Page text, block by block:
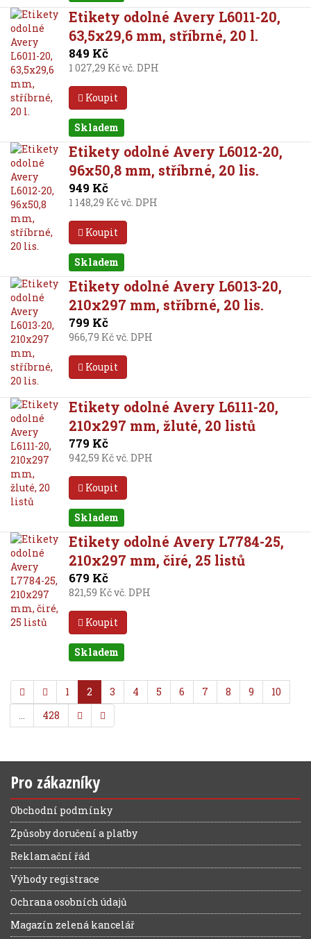
Etikety odolné Avery L6011-20,
63,5x29,6 mm, stříbrné, 20 l.
849 Kč
1 027,29 Kč vč. DPH
Koupit
Skladem
Etikety odolné Avery L6012-20,
96x50,8 mm, stříbrné, 20 lis.
949 Kč
1 148,29 Kč vč. DPH
Koupit
Skladem
Etikety odolné Avery L6013-20,
210x297 mm, stříbrné, 20 lis.
799 Kč
966,79 Kč vč. DPH
Koupit
Etikety odolné Avery L6111-20,
210x297 mm, žluté, 20 listů
779 Kč
942,59 Kč vč. DPH
Koupit
Skladem
Etikety odolné Avery L7784-25,
210x297 mm, čiré, 25 listů
679 Kč
821,59 Kč vč. DPH
Koupit
Skladem
1 2 3 4 5 6 7 8 9
10
…
428
Pro zákazníky
Obchodní podmínky
Způsoby doručení a platby
Reklamační řád
Výhody registrace
Ochrana osobních údajů
Magazín zelená kancelář